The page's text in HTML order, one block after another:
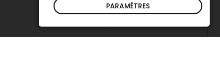
PARAMÈTRES